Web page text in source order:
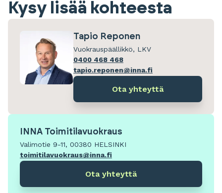
Kysy lisää kohteesta
Tapio Reponen
Vuokrauspäällikkö, LKV
0400 468 468
tapio.reponen@inna.fi
Ota yhteyttä
INNA Toimitilavuokraus
Valimotie 9-11, 00380 HELSINKI
toimitilavuokraus@inna.fi
Ota yhteyttä